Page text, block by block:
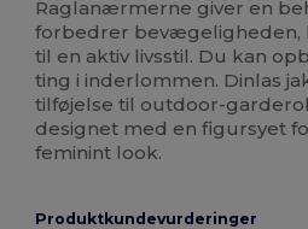
Raglanærmerne giver en
forbedrer bevægeligheden,
til en aktiv livsstil. Du kan
ting i inderlommen. Dinlas
tilføjelse til outdoor-
designet med en figursyet
feminint look.
Produktkundevurderinger